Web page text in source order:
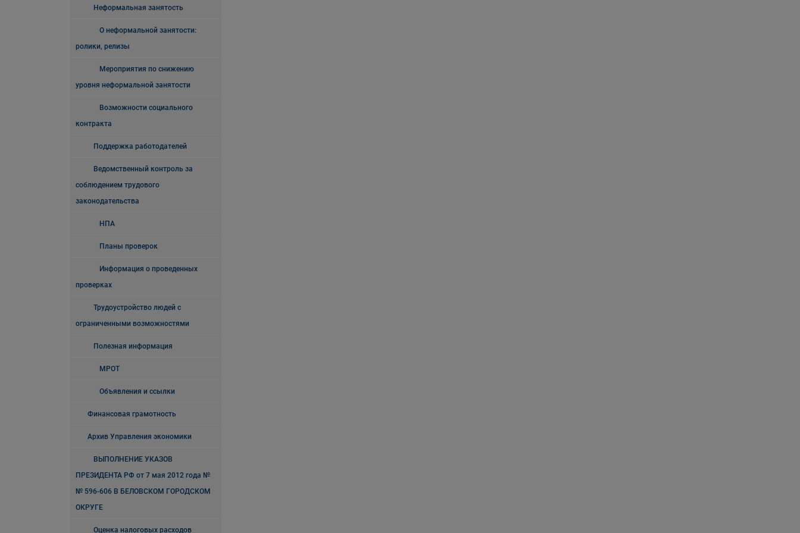
Неформальная занятость
О неформальной занятости:
ролики, релизы
Мероприятия по снижению
уровня неформальной занятости
Возможности социального
контракта
Поддержка работодателей
Ведомственный контроль за
соблюдением трудового
законодательства
НПА
Планы проверок
Информация о проведенных
проверках
Трудоустройство людей с
ограниченными возможностями
Полезная информация
МРОТ
Объявления и ссылки
Финансовая грамотность
Архив Управления экономики
ВЫПОЛНЕНИЕ УКАЗОВ
ПРЕЗИДЕНТА РФ от 7 мая 2012 года №
№ 596-606 В БЕЛОВСКОМ ГОРОДСКОМ
ОКРУГЕ
Оценка налоговых расходов